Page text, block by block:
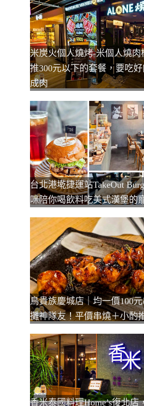
米炭火個人燒烤-米個人燒
推300元以下的套餐，要吃
成肉
台北港墘捷運站TakeOut
咪陪你喝飲料吃美式漢堡的
鳥貴族慶城店｜均一價100
攤神隊友！平價串燒＋小酌
香米泰國料理Home’s復北店